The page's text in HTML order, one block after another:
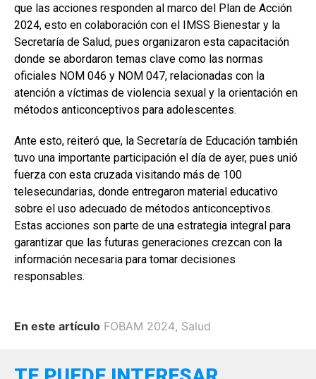
que las acciones responden al marco del Plan de Acción
2024, esto en colaboración con el IMSS Bienestar y la
Secretaría de Salud, pues organizaron esta capacitación
donde se abordaron temas clave como las normas
oficiales NOM 046 y NOM 047, relacionadas con la
atención a víctimas de violencia sexual y la orientación en
métodos anticonceptivos para adolescentes.
Ante esto, reiteró que, la Secretaría de Educación también
tuvo una importante participación el día de ayer, pues unió
fuerza con esta cruzada visitando más de 100
telesecundarias, donde entregaron material educativo
sobre el uso adecuado de métodos anticonceptivos.
Estas acciones son parte de una estrategia integral para
garantizar que las futuras generaciones crezcan con la
información necesaria para tomar decisiones
responsables.
En este artículo FOBAM 2024, Salud